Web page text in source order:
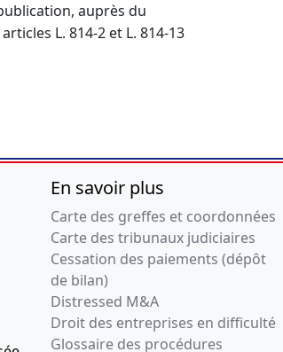
auprès du
L. 814-2 et L. 814-13
En savoir plus
Carte des greffes et coordonnées
Carte des tribunaux judiciaires
Cessation des paiements (dépôt
de bilan)
Distressed M&A
Droit des entreprises en difficulté
Glossaire des procédures